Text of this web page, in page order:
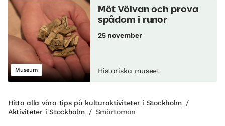
Museum
Möt Völvan och prova
spådom i runor
25 november
Historiska museet
Hitta alla våra tips på kulturaktiviteter i Stockholm /
Aktiviteter i Stockholm / Smärtoman